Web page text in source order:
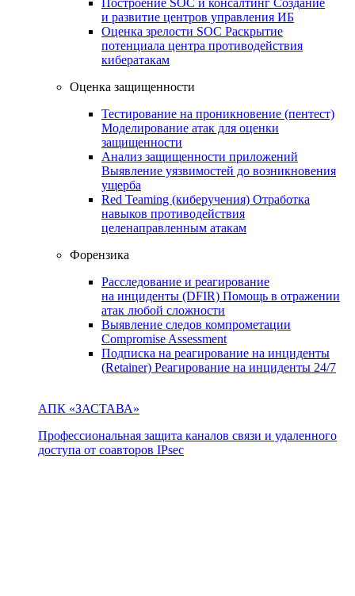
и развитие центров управления ИБ
Оценка зрелости SOC Раскрытие
потенциала центра противодействия
кибератакам
Оценка защищенности
Тестирование на проникновение (пентест)
Моделирование атак для оценки
защищенности
Анализ защищенности приложений
Выявление уязвимостей до возникновения
ущерба
Red Teaming (киберучения) Отработка
навыков противодействия
целенаправленным атакам
Форензика
Расследование и реагирование
на инциденты (DFIR) Помощь в отражении
атак любой сложности
Выявление следов компрометации
Compromise Assessment
Подписка на реагирование на инциденты
(Retainer) Реагирование на инциденты 24/7
АПК «ЗАСТАВА»
Профессиональная защита каналов связи и удаленного
доступа от соавторов IPsec